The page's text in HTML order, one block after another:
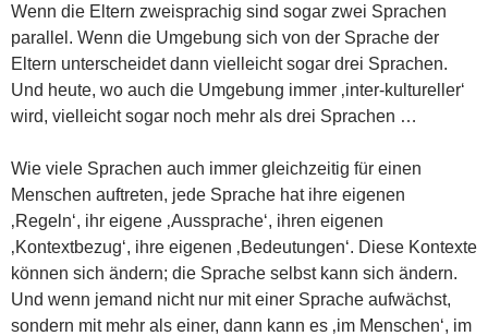
Wenn die Eltern zweisprachig sind sogar zwei Sprachen
parallel. Wenn die Umgebung sich von der Sprache der
Eltern unterscheidet dann vielleicht sogar drei Sprachen.
Und heute, wo auch die Umgebung immer ‚inter-kultureller‘
wird, vielleicht sogar noch mehr als drei Sprachen …
Wie viele Sprachen auch immer gleichzeitig für einen
Menschen auftreten, jede Sprache hat ihre eigenen
‚Regeln‘, ihr eigene ‚Aussprache‘, ihren eigenen
‚Kontextbezug‘, ihre eigenen ‚Bedeutungen‘. Diese Kontexte
können sich ändern; die Sprache selbst kann sich ändern.
Und wenn jemand nicht nur mit einer Sprache aufwächst,
sondern mit mehr als einer, dann kann es ‚im Menschen‘, im